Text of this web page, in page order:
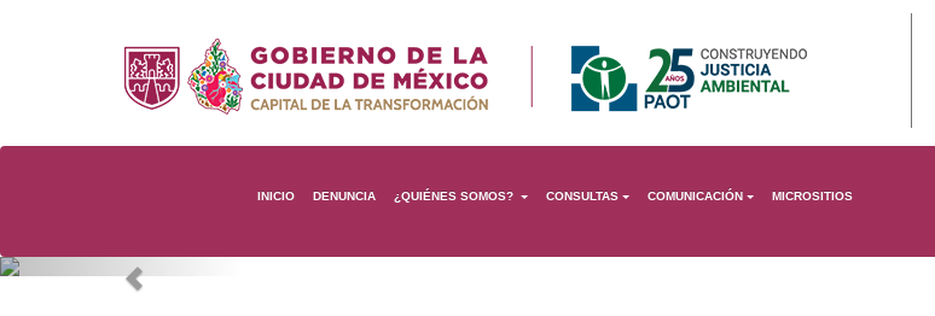
INICIO DENUNCIA ¿QUIÉNES SOMOS? CONSULTAS COMUNICACIÓN MICROSITIOS
Previous